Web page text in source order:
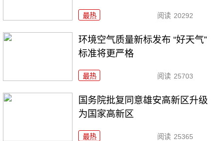
最热 阅读 20292
环境空气质量新标发布 “好天气”
标准将更严格
最热 阅读 25703
国务院批复同意雄安高新区升级
为国家高新区
最热 阅读 25365